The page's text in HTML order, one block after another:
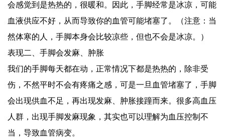
会感觉到是热热的，很暖和。因此，手脚经常是冰凉，可能
血液供应不好，从而导致你的血管可能堵塞了。（注意：当
然体寒的人，手脚本身会比较凉些，但也不会是冰凉。）
表现二、手脚会发麻、肿胀
我们的手脚每天都在动，正常情况下都是热热的，除非受
伤，不然平时不会有疼痛之感，可是一旦血管堵塞了，手脚
会出现供血不足，再出现发麻、肿胀接蹱而来。很多高血压
人群，出现手脚发麻现象，其实也可以理解为血压控制不
当，导致血管病变。